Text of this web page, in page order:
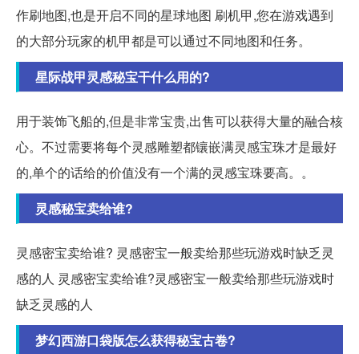
作刷地图,也是开启不同的星球地图 刷机甲,您在游戏遇到
的大部分玩家的机甲都是可以通过不同地图和任务。
星际战甲灵感秘宝干什么用的?
用于装饰飞船的,但是非常宝贵,出售可以获得大量的融合核
心。不过需要将每个灵感雕塑都镶嵌满灵感宝珠才是最好
的,单个的话给的价值没有一个满的灵感宝珠要高。。
灵感秘宝卖给谁?
灵感密宝卖给谁? 灵感密宝一般卖给那些玩游戏时缺乏灵
感的人 灵感密宝卖给谁?灵感密宝一般卖给那些玩游戏时
缺乏灵感的人
梦幻西游口袋版怎么获得秘宝古卷?